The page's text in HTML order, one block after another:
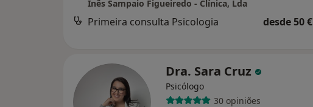
Inês Sampaio Figueiredo - Clínica, Lda
Primeira consulta Psicologia desde 50 €
Dra. Sara Cruz
Psicólogo
30 opiniões